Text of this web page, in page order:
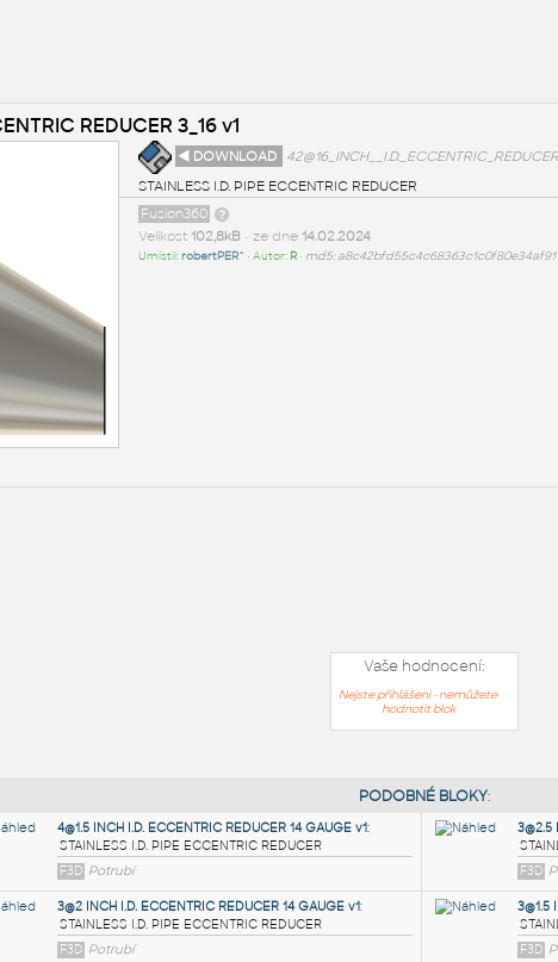
REDUCER 3_16 v1
◄ DOWNLOAD
STAINLESS I.D. PIPE ECCENTRIC REDUCER
Fusion360
Velikost 102,8kB• ze dne 14.02.2024
Umístil:robertPER^ • Autor: R• md5: a8c42bfd55c4c68363c1c0f80e34af91
Vaše hodnocení:
Nejste přihlášeni - nemůžete
hodnotit blok